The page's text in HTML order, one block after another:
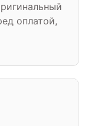
оплатой,